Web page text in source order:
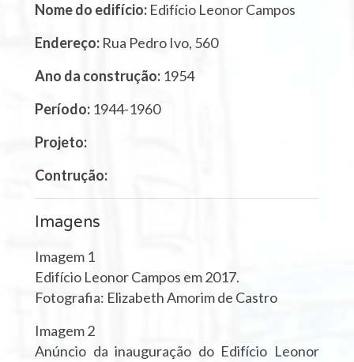
Nome do edifício: Edifício Leonor Campos
Endereço: Rua Pedro Ivo, 560
Ano da construção: 1954
Período: 1944-1960
Projeto:
Contrução:
Imagens
Imagem 1
Edifício Leonor Campos em 2017.
Fotografia: Elizabeth Amorim de Castro
Imagem 2
Anúncio da inauguração do Edifício Leonor